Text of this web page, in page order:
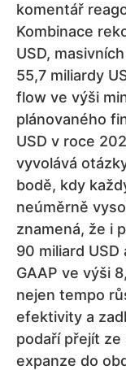
komentář
Kombinace
USD,
55,7 miliardy
flow ve výši
plánovaného
USD v roce
vyvolává
bodě, kdy
neúměrně
znamená, že i
90 miliard
GAAP ve výši
nejen tempo
efektivity a
podaří přejít
expanze do